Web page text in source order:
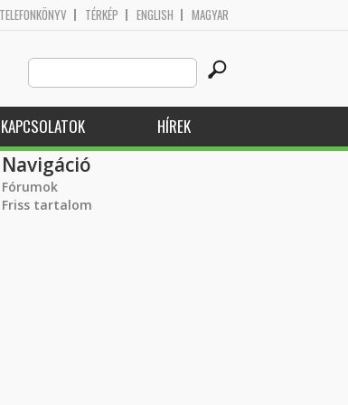
TELEFONKÖNYV TÉRKÉP ENGLISH MAGYAR
Search
this
site
KAPCSOLATOK HÍREK
Navigáció
Fórumok
Friss tartalom